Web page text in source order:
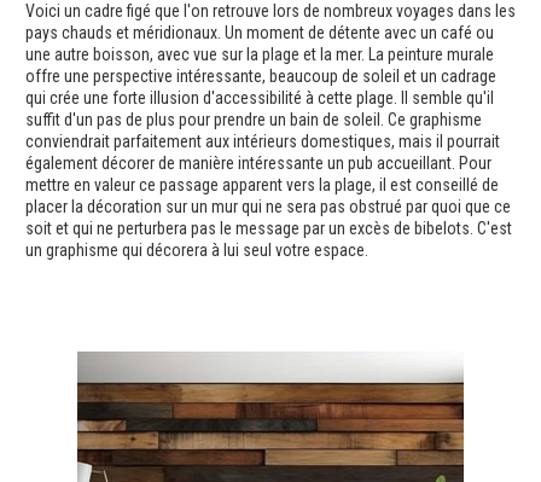
Voici un cadre figé que l'on retrouve lors de nombreux voyages dans les
pays chauds et méridionaux. Un moment de détente avec un café ou
une autre boisson, avec vue sur la plage et la mer. La peinture murale
offre une perspective intéressante, beaucoup de soleil et un cadrage
qui crée une forte illusion d'accessibilité à cette plage. Il semble qu'il
suffit d'un pas de plus pour prendre un bain de soleil. Ce graphisme
conviendrait parfaitement aux intérieurs domestiques, mais il pourrait
également décorer de manière intéressante un pub accueillant. Pour
mettre en valeur ce passage apparent vers la plage, il est conseillé de
placer la décoration sur un mur qui ne sera pas obstrué par quoi que ce
soit et qui ne perturbera pas le message par un excès de bibelots. C'est
un graphisme qui décorera à lui seul votre espace.